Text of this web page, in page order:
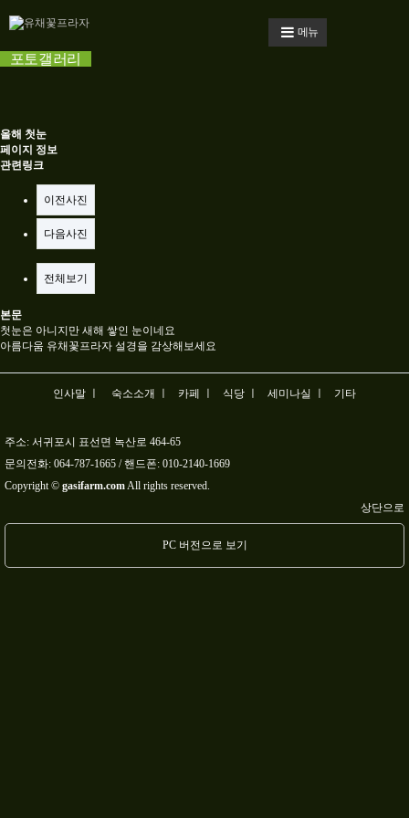
메뉴
포토갤러리
올해 첫눈
페이지 정보
관련링크
이전사진
다음사진
전체보기
본문
첫눈은 아니지만 새해 쌓인 눈이네요
아름다움 유채꽃프라자 설경을 감상해보세요
인사말 ㅣ 숙소소개 ㅣ 카페 ㅣ 식당 ㅣ 세미나실 ㅣ 기타
주소: 서귀포시 표선면 녹산로 464-65
문의전화: 064-787-1665 / 핸드폰: 010-2140-1669
Copyright © gasifarm.comAll rights reserved.
상단으로
PC 버전으로 보기